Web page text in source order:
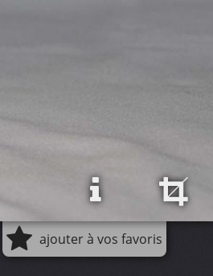
ajouter à vos favoris